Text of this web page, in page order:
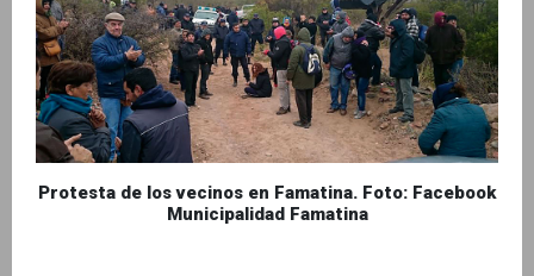
Protesta de los vecinos en Famatina. Foto: Facebook
Municipalidad Famatina